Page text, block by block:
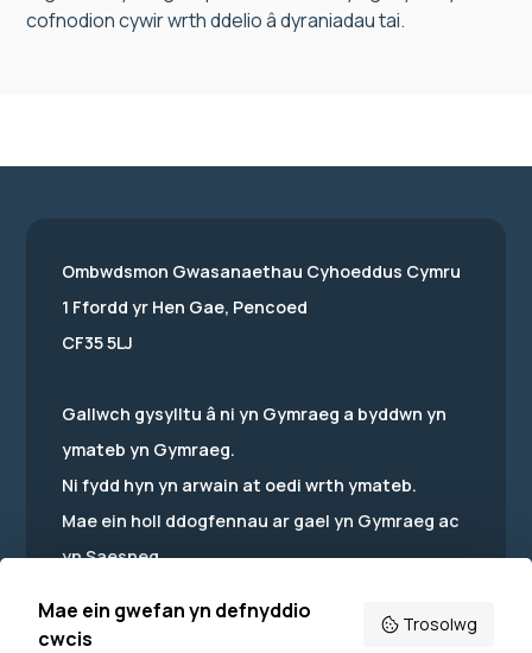
cofnodion cywir wrth ddelio â dyraniadau tai.
Ombwdsmon Gwasanaethau Cyhoeddus Cymru
1 Ffordd yr Hen Gae, Pencoed
CF35 5LJ
Gallwch gysylltu â ni yn Gymraeg a byddwn yn
ymateb yn Gymraeg.
Ni fydd hyn yn arwain at oedi wrth ymateb.
Mae ein holl ddogfennau ar gael yn Gymraeg ac
yn Saesneg.
Mae ein gwefan yn defnyddio
cwcis
Trosolwg